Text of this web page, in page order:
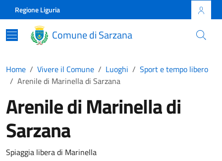
Skip to main content
Comune di Sarzana
Regione Liguria
Comune di Sarzana
Home Vivere il Comune Luoghi
Sport e tempo libero
Arenile di Marinella di Sarzana
Arenile di Marinella di
Sarzana
Spiaggia libera di Marinella